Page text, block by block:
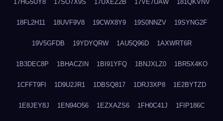
17HG5UY8 17SO7X9S 17UXEZ2B 17VE7UAW 181QKVNV
18FL2H11 18UVF9V8 19CWX8Y9 19S0NNZV 19SYNG2F
19V5GFDB 19YDYQRW 1AU5Q96D 1AXWRT6R
1B3DEC8P 1BHACZIN 1BI91YFQ 1BNJXLZ0 1BR5X4KO
1CFFT9FI 1D9U2JR1 1DBSQ817 1DRJ3XP8 1E2BYTZD
1E8JEY8J 1EN94O56 1EZXAZS6 1FH0C41J 1FIP186C